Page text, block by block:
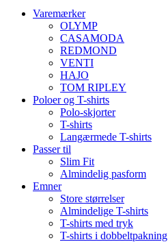
Varemærker
OLYMP
CASAMODA
REDMOND
VENTI
HAJO
TOM RIPLEY
Poloer og T-shirts
Polo-skjorter
T-shirts
Langærmede T-shirts
Passer til
Slim Fit
Almindelig pasform
Emner
Store størrelser
Almindelige T-shirts
T-shirts med tryk
T-shirts i dobbeltpakning